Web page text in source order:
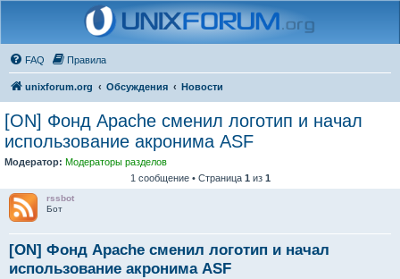
FAQ Правила
unixforum.org Обсуждения Новости
[ON] Фонд Apache сменил логотип и начал
использование акронима ASF
Модератор: Модераторы разделов
1 сообщение • Страница 1 из 1
rssbot
Бот
[ON] Фонд Apache сменил логотип и начал
использование акронима ASF